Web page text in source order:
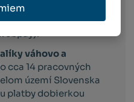
na celom
prípade spôsobu
váhovo a
cca 14 pracovných
území Slovenska
platby dobierkou